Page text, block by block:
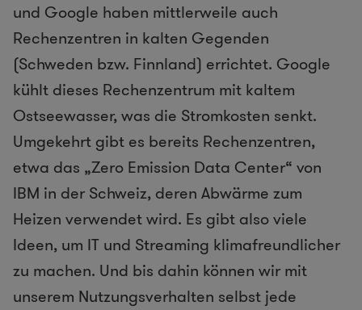
und Google haben mittlerweile auch
Rechenzentren in kalten Gegenden
(Schweden bzw. Finnland) errichtet. Google
kühlt dieses Rechenzentrum mit kaltem
Ostseewasser, was die Stromkosten senkt.
Umgekehrt gibt es bereits Rechenzentren,
etwa das „Zero Emission Data Center“ von
IBM in der Schweiz, deren Abwärme zum
Heizen verwendet wird. Es gibt also viele
Ideen, um IT und Streaming klimafreundlicher
zu machen. Und bis dahin können wir mit
unserem Nutzungsverhalten selbst jede